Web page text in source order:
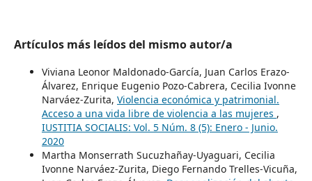
Artículos más leídos del mismo autor/a
Viviana Leonor Maldonado-García, Juan Carlos Erazo-
Álvarez, Enrique Eugenio Pozo-Cabrera, Cecilia Ivonne
Narváez-Zurita, Violencia económica y patrimonial.
Acceso a una vida libre de violencia a las mujeres ,
IUSTITIA SOCIALIS: Vol. 5 Núm. 8 (5): Enero - Junio.
2020
Martha Monserrath Sucuzhañay-Uyaguari, Cecilia
Ivonne Narváez-Zurita, Diego Fernando Trelles-Vicuña,